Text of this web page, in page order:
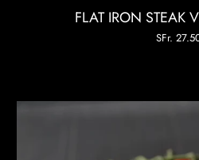
FLAT IRON STEAK
SFr.